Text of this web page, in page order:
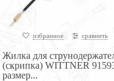
избранное сравнить
Жилка для
(скрипка) WITTNER
размер...